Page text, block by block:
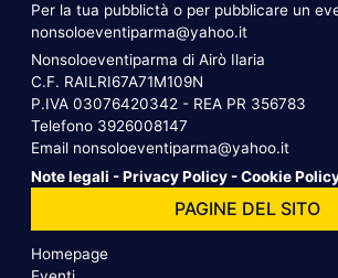
Per la tua pubblictà o per pubblicare un
nonsoloeventiparma@yahoo.it
Nonsoloeventiparma di Airò Ilaria
C.F. RAILRI67A71M109N
P.IVA 03076420342 - REA PR 356783
Telefono 3926008147
Email nonsoloeventiparma@yahoo.it
Note legali -Privacy Policy -Cookie
PAGINE DEL SITO
Homepage